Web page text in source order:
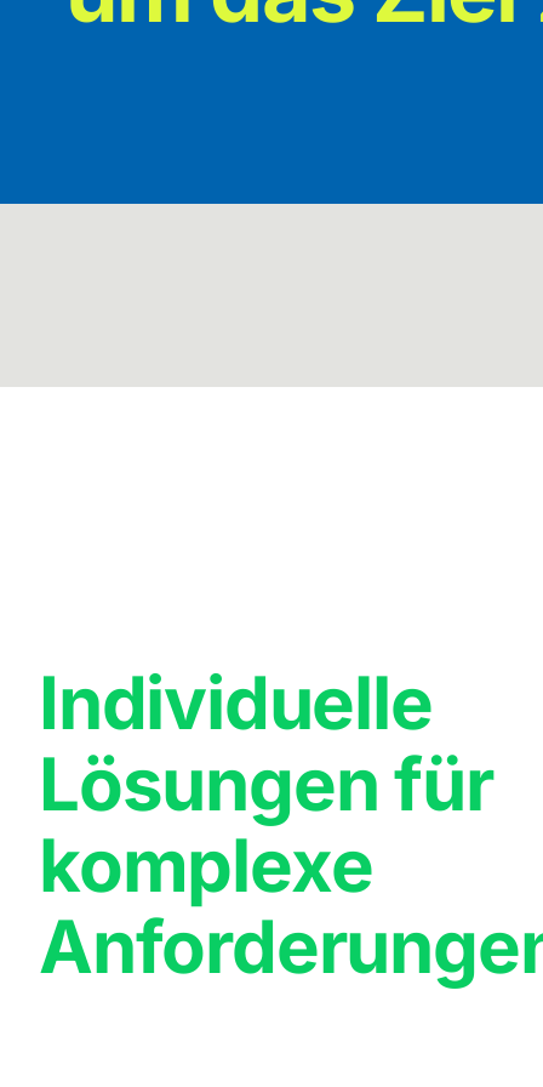
Individuelle
Lösungen für
komplexe